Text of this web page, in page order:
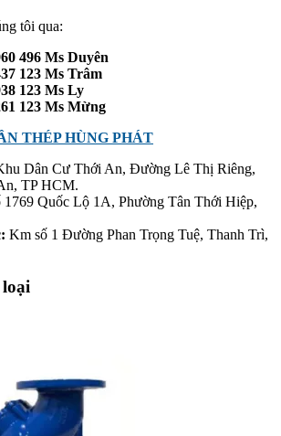
tôi qua:
496 Ms Duyên
123 Ms Trâm
123 Ms Ly
123 Ms Mừng
THÉP HÙNG PHÁT
Dân Cư Thới An, Đường Lê Thị Riêng,
TP HCM.
1769 Quốc Lộ 1A, Phường Tân Thới Hiệp,
Km số 1 Đường Phan Trọng Tuệ, Thanh Trì,